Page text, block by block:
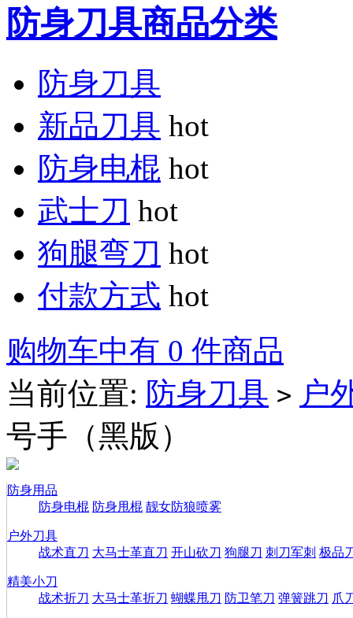
防身刀具商品分类
防身刀具
新品刀具 hot
防身电棍 hot
武士刀 hot
狗腿弯刀 hot
付款方式 hot
购物车中有 0 件商品
当前位置: 防身刀具 > 户
号手（黑版）
防身用品
防身电棍 防身甩棍 靓女防狼喷雾
户外刀具
战术直刀 大马士革直刀 开山砍刀 狗腿刀 刺刀军刺 极品
精美小刀
战术折刀 大马士革折刀 蝴蝶甩刀 防卫笔刀 弹簧跳刀 爪